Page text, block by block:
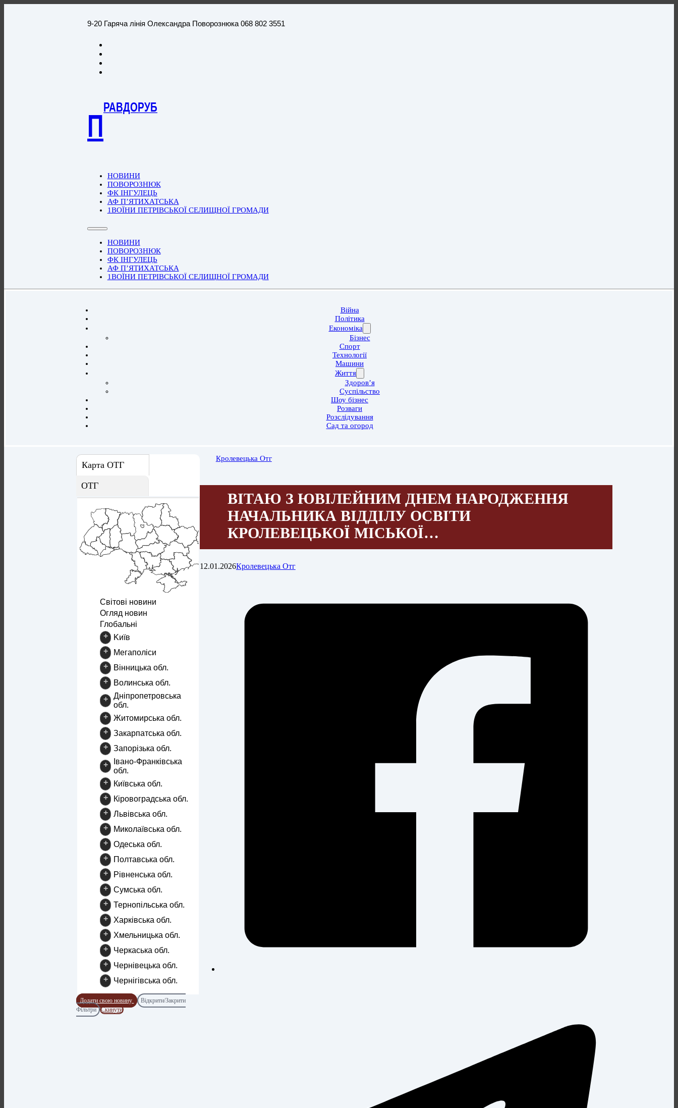
9-20 Гаряча лінія Олександра Поворознюка 068 802 3551
П
РАВДОРУБ
НОВИНИ
ПОВОРОЗНЮК
ФК ІНГУЛЕЦЬ
АФ П’ЯТИХАТСЬКА
1ВОЇНИ ПЕТРІВСЬКОЇ СЕЛИЩНОЇ ГРОМАДИ
НОВИНИ
ПОВОРОЗНЮК
ФК ІНГУЛЕЦЬ
АФ П’ЯТИХАТСЬКА
1ВОЇНИ ПЕТРІВСЬКОЇ СЕЛИЩНОЇ ГРОМАДИ
Війна
Політика
Економіка
Бізнес
Спорт
Технології
Машини
Життя
Здоров’я
Суспільство
Шоу бізнес
Розваги
Розслідування
Сад та огород
Карта ОТГ
ОТГ
Світові новини
Огляд новин
Глобальні
+
Kиїв
+
Mегаполіси
+
Вінницька обл.
+
Волинська обл.
+
Дніпропетровська
обл.
+
Житомирська обл.
+
Закарпатська обл.
+
Запорізька обл.
+
Івано-Франківська
обл.
+
Київська обл.
+
Кіровоградська обл.
+
Львівська обл.
+
Миколаївська обл.
+
Одеська обл.
+
Полтавська обл.
+
Рівненська обл.
+
Сумська обл.
+
Тернопільська обл.
+
Харківська обл.
+
Хмельницька обл.
+
Черкаська обл.
+
Чернівецька обл.
+
Чернігівська обл.
Додати свою новину
Відкрити/Закрити
Фільтри
Скинути
Кролевецька Отг
ВІТАЮ З ЮВІЛЕЙНИМ ДНЕМ НАРОДЖЕННЯ
НАЧАЛЬНИКА ВІДДІЛУ ОСВІТИ
КРОЛЕВЕЦЬКОЇ МІСЬКОЇ…
12.01.2026Кролевецька Отг